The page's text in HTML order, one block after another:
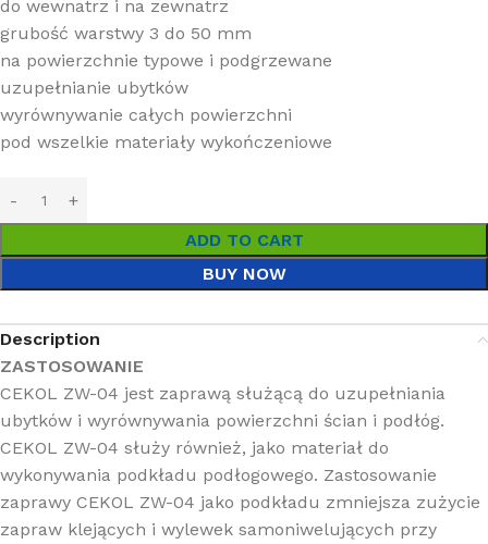
do wewnatrz i na zewnatrz
grubość warstwy 3 do 50 mm
na powierzchnie typowe i podgrzewane
uzupełnianie ubytków
wyrównywanie całych powierzchni
pod wszelkie materiały wykończeniowe
ADD TO CART
BUY NOW
Description
ZASTOSOWANIE
CEKOL ZW-04 jest zaprawą służącą do uzupełniania
ubytków i wyrównywania powierzchni ścian i podłóg.
CEKOL ZW-04 służy również, jako materiał do
wykonywania podkładu podłogowego. Zastosowanie
zaprawy CEKOL ZW-04 jako podkładu zmniejsza zużycie
zapraw klejących i wylewek samoniwelujących przy